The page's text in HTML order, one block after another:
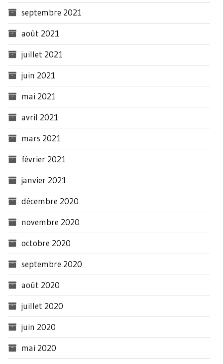
septembre 2021
août 2021
juillet 2021
juin 2021
mai 2021
avril 2021
mars 2021
février 2021
janvier 2021
décembre 2020
novembre 2020
octobre 2020
septembre 2020
août 2020
juillet 2020
juin 2020
mai 2020